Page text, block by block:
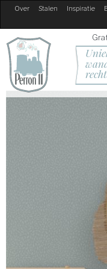
Over Stalen Inspiratie